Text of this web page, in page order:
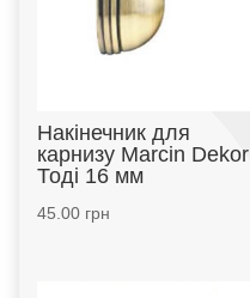
Накінечник для
карнизу Marcin Dekor
Тоді 16 мм
45.00грн